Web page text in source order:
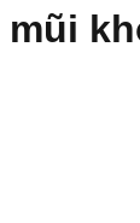
mũi